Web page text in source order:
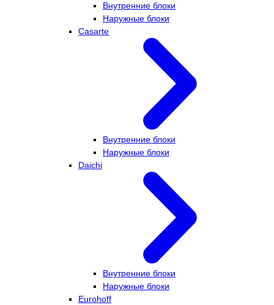
Внутренние блоки
Наружные блоки
Casarte
Внутренние блоки
Наружные блоки
Daichi
Внутренние блоки
Наружные блоки
Eurohoff